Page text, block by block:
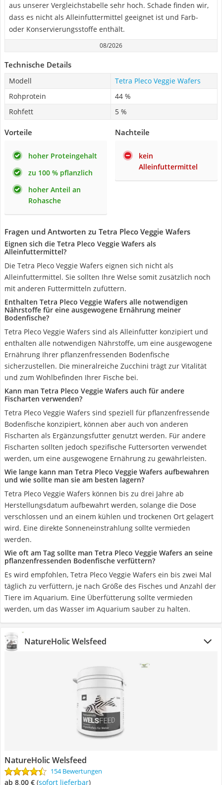
aus unserer Vergleichstabelle sehr hoch. Schade finden wir,
dass es nicht als Alleinfuttermittel geeignet ist und Farb-
oder Konservierungsstoffe enthält.
08/2026
Technische Details
Modell
Tetra Pleco Veggie Wafers
Rohprotein
44 %
Rohfett
5 %
Vorteile
hoher Proteingehalt
zu 100 % pflanzlich
hoher Anteil an
Rohasche
Nachteile
kein
Alleinfuttermittel
Fragen und Antworten zu Tetra Pleco Veggie Wafers
Eignen sich die Tetra Pleco Veggie Wafers als
Alleinfuttermittel?
Die Tetra Pleco Veggie Wafers eignen sich nicht als
Alleinfuttermittel. Sie sollten Ihre Welse somit zusätzlich noch
mit anderen Futtermitteln zufüttern.
Enthalten Tetra Pleco Veggie Wafers alle notwendigen
Nährstoffe für eine ausgewogene Ernährung meiner
Bodenfische?
Tetra Pleco Veggie Wafers sind als Alleinfutter konzipiert und
enthalten alle notwendigen Nährstoffe, um eine ausgewogene
Ernährung Ihrer pflanzenfressenden Bodenfische
sicherzustellen. Die mineralreiche Zucchini trägt zur Vitalität
und zum Wohlbefinden Ihrer Fische bei.
Kann man Tetra Pleco Veggie Wafers auch für andere
Fischarten verwenden?
Tetra Pleco Veggie Wafers sind speziell für pflanzenfressende
Bodenfische konzipiert, können aber auch von anderen
Fischarten als Ergänzungsfutter genutzt werden. Für andere
Fischarten sollten jedoch spezifische Futtersorten verwendet
werden, um eine ausgewogene Ernährung zu gewährleisten.
Wie lange kann man Tetra Pleco Veggie Wafers aufbewahren
und wie sollte man sie am besten lagern?
Tetra Pleco Veggie Wafers können bis zu drei Jahre ab
Herstellungsdatum aufbewahrt werden, solange die Dose
verschlossen und an einem kühlen und trockenen Ort gelagert
wird. Eine direkte Sonneneinstrahlung sollte vermieden
werden.
Wie oft am Tag sollte man Tetra Pleco Veggie Wafers an seine
pflanzenfressenden Bodenfische verfüttern?
Es wird empfohlen, Tetra Pleco Veggie Wafers ein bis zwei Mal
täglich zu verfüttern, je nach Größe des Fisches und Anzahl der
Tiere im Aquarium. Eine Überfütterung sollte vermieden
werden, um das Wasser im Aquarium sauber zu halten.
NatureHolic Welsfeed
NatureHolic Welsfeed
154 Bewertungen
ab 8,00 € ( Sofort lieferbar)